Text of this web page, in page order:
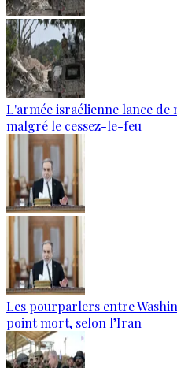
L'armée israélienne lance de
malgré le cessez-le-feu
Les pourparlers entre
point mort, selon l’Iran